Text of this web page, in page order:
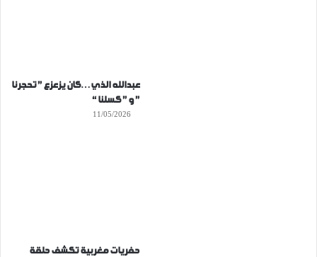
عبدالله الذي…كان يزعزع ” تحجرنا
” و ” كسلنا “
11/05/2026
حفريات مغربية تكشف حلقة